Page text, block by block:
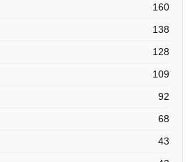
160
138
128
109
92
68
43